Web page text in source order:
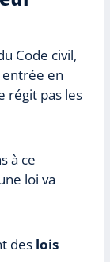
Code civil,
entrée en
régit pas les
à ce
loi va
des lois